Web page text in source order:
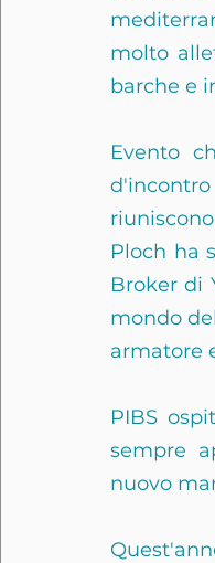
molto
barche e
Evento
Ploch ha
Broker di
mondo
armatore
PIBS
sempre
nuovo